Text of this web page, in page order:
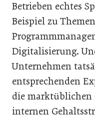
Betrieben echtes
Beispiel zu
Digitalisierung.
Unternehmen
entsprechenden
die
internen